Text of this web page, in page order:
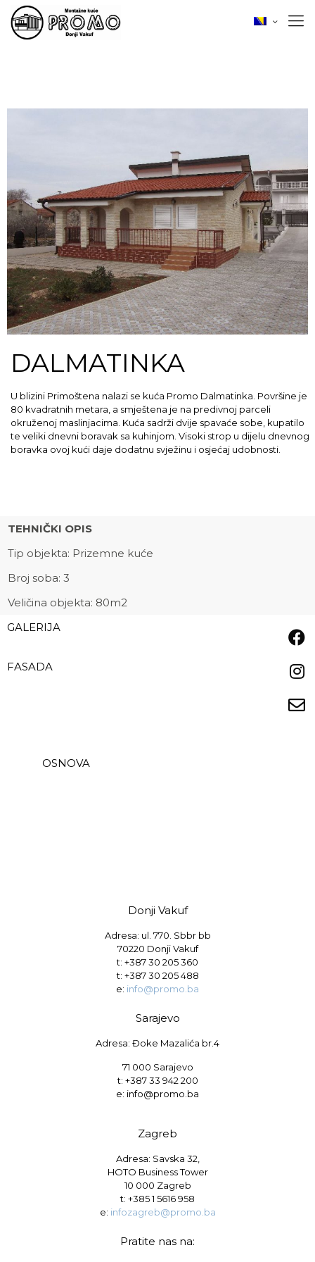
DALMATINKA
U blizini Primoštena nalazi se kuća Promo Dalmatinka. Površine je
80 kvadratnih metara, a smještena je na predivnoj parceli
okruženoj maslinjacima. Kuća sadrži dvije spavaće sobe, kupatilo
te veliki dnevni boravak sa kuhinjom. Visoki strop u dijelu dnevnog
boravka ovoj kući daje dodatnu svježinu i osjećaj udobnosti.
TEHNIČKI OPIS
Tip objekta: Prizemne kuće
Broj soba: 3
Veličina objekta: 80m2
GALERIJA
FASADA
OSNOVA
Donji Vakuf
Adresa: ul. 770. Sbbr bb
70220 Donji Vakuf
t: +387 30 205 360
t: +387 30 205 488
e: info@promo.ba
Sarajevo
Adresa: Đoke Mazalića br.4
71 000 Sarajevo
t: +387 33 942 200
e: info@promo.ba
Zagreb
Adresa: Savska 32,
HOTO Business Tower
10 000 Zagreb
t: +385 1 5616 958
e: infozagreb@promo.ba
Pratite nas na: